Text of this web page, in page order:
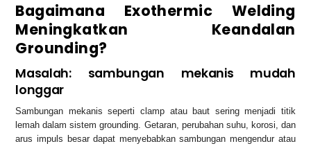
Bagaimana Exothermic Welding
Meningkatkan Keandalan
Grounding?
Masalah: sambungan mekanis mudah
longgar
Sambungan mekanis seperti clamp atau baut sering menjadi titik
lemah dalam sistem grounding. Getaran, perubahan suhu, korosi, dan
arus impuls besar dapat menyebabkan sambungan mengendur atau